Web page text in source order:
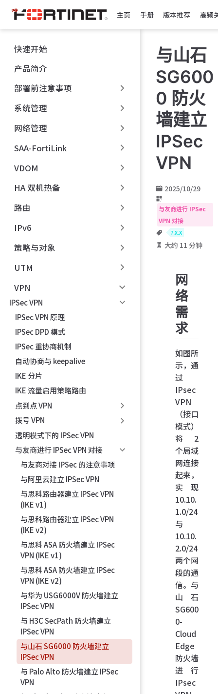
跳
至
主
內
容
主页 手册 版本推荐 高频
快速开始
产品简介
部署前注意事项
系统管理
网络管理
SAA-FortiLink
VDOM
HA 双机热备
路由
IPv6
策略与对象
UTM
VPN
IPSec VPN
IPSec VPN 原理
IPSec DPD 模式
IPSec 重协商机制
自动协商与 keepalive
IKE 分片
IKE 流量启用策略路由
点到点 VPN
拨号 VPN
透明模式下的 IPSec VPN
与友商进行 IPSec VPN 对接
与友商对接 IPSec 的注意事项
与阿里云建立 IPSec VPN
与思科路由器建立 IPSec VPN
(IKE v1)
与思科路由器建立 IPSec VPN
(IKE v2)
与思科 ASA 防火墙建立 IPSec
VPN (IKE v1)
与思科 ASA 防火墙建立 IPSec
VPN (IKE v2)
与华为 USG6000V 防火墙建立
IPSec VPN
与 H3C SecPath 防火墙建立
IPSec VPN
与山石 SG6000 防火墙建立
IPSec VPN
与 Palo Alto 防火墙建立 IPSec
VPN
与山石
SG600
0 防火
墙建立
IPSec
VPN
2025/10/29
与友商进行 IPSec
VPN 对接
7.X.X
大约 11 分钟
网
络
需
求
如图所
示，通
过
IPsec
VPN
（接口
模式）
将 2
个局域
网连接
起来，
实现
10.10.
1.0/24
与
10.10.
2.0/24
两个网
段的通
信。与
山石
SG600
0-
Cloud
Edge
防火墙
进行
IPsec